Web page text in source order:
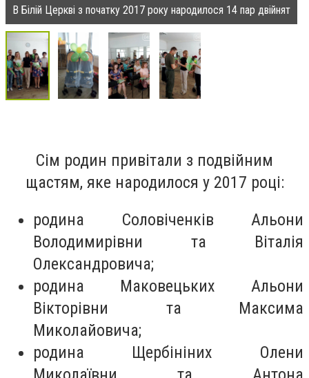
В Білій Церкві з початку 2017 року народилося 14 пар двійнят
Сім родин привітали з подвійним
щастям, яке народилося у 2017 році:
родина Соловіченків Альони
Володимирівни та Віталія
Олександровича;
родина Маковецьких Альони
Вікторівни та Максима
Миколайовича;
родина Щербініних Олени